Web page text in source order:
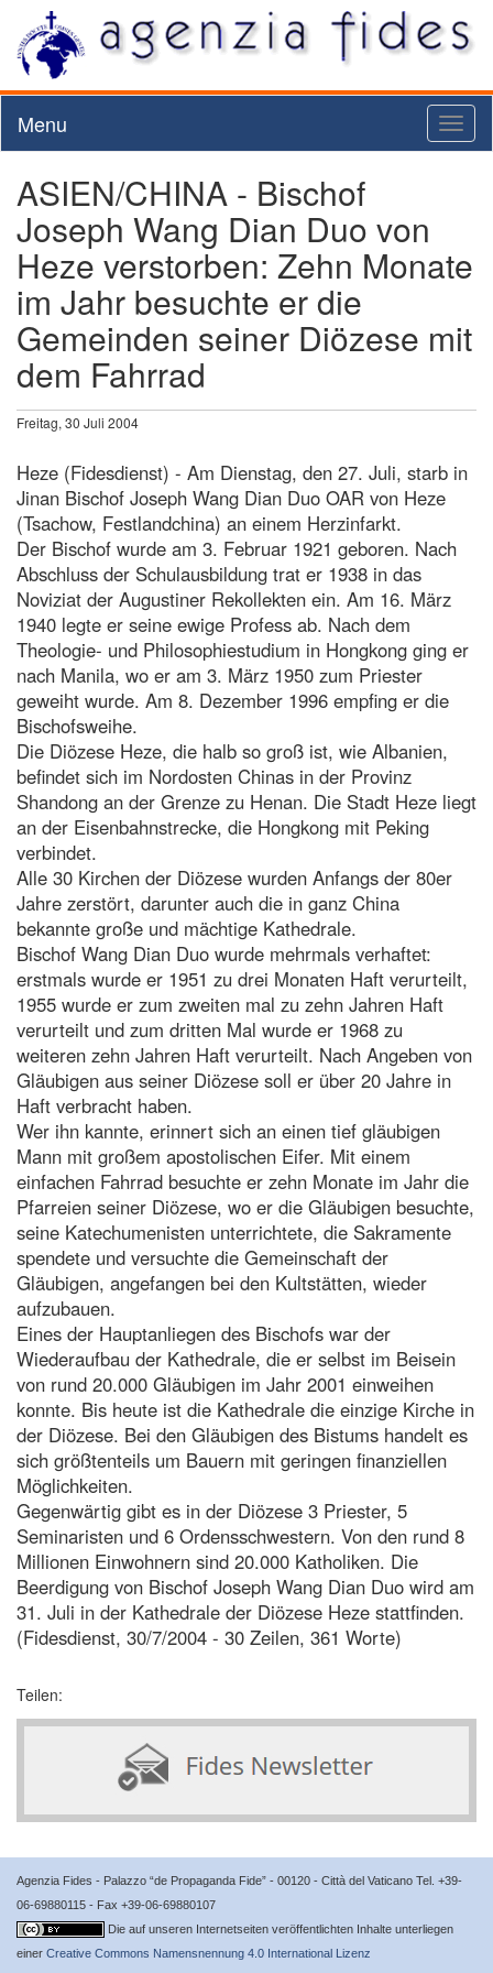
Menu
ASIEN/CHINA - Bischof
Joseph Wang Dian Duo von
Heze verstorben: Zehn Monate
im Jahr besuchte er die
Gemeinden seiner Diözese mit
dem Fahrrad
Freitag, 30 Juli 2004
Heze (Fidesdienst) - Am Dienstag, den 27. Juli, starb in
Jinan Bischof Joseph Wang Dian Duo OAR von Heze
(Tsachow, Festlandchina) an einem Herzinfarkt.
Der Bischof wurde am 3. Februar 1921 geboren. Nach
Abschluss der Schulausbildung trat er 1938 in das
Noviziat der Augustiner Rekollekten ein. Am 16. März
1940 legte er seine ewige Profess ab. Nach dem
Theologie- und Philosophiestudium in Hongkong ging er
nach Manila, wo er am 3. März 1950 zum Priester
geweiht wurde. Am 8. Dezember 1996 empfing er die
Bischofsweihe.
Die Diözese Heze, die halb so groß ist, wie Albanien,
befindet sich im Nordosten Chinas in der Provinz
Shandong an der Grenze zu Henan. Die Stadt Heze liegt
an der Eisenbahnstrecke, die Hongkong mit Peking
verbindet.
Alle 30 Kirchen der Diözese wurden Anfangs der 80er
Jahre zerstört, darunter auch die in ganz China
bekannte große und mächtige Kathedrale.
Bischof Wang Dian Duo wurde mehrmals verhaftet:
erstmals wurde er 1951 zu drei Monaten Haft verurteilt,
1955 wurde er zum zweiten mal zu zehn Jahren Haft
verurteilt und zum dritten Mal wurde er 1968 zu
weiteren zehn Jahren Haft verurteilt. Nach Angeben von
Gläubigen aus seiner Diözese soll er über 20 Jahre in
Haft verbracht haben.
Wer ihn kannte, erinnert sich an einen tief gläubigen
Mann mit großem apostolischen Eifer. Mit einem
einfachen Fahrrad besuchte er zehn Monate im Jahr die
Pfarreien seiner Diözese, wo er die Gläubigen besuchte,
seine Katechumenisten unterrichtete, die Sakramente
spendete und versuchte die Gemeinschaft der
Gläubigen, angefangen bei den Kultstätten, wieder
aufzubauen.
Eines der Hauptanliegen des Bischofs war der
Wiederaufbau der Kathedrale, die er selbst im Beisein
von rund 20.000 Gläubigen im Jahr 2001 einweihen
konnte. Bis heute ist die Kathedrale die einzige Kirche in
der Diözese. Bei den Gläubigen des Bistums handelt es
sich größtenteils um Bauern mit geringen finanziellen
Möglichkeiten.
Gegenwärtig gibt es in der Diözese 3 Priester, 5
Seminaristen und 6 Ordensschwestern. Von den rund 8
Millionen Einwohnern sind 20.000 Katholiken. Die
Beerdigung von Bischof Joseph Wang Dian Duo wird am
31. Juli in der Kathedrale der Diözese Heze stattfinden.
(Fidesdienst, 30/7/2004 - 30 Zeilen, 361 Worte)
Teilen:
Agenzia Fides - Palazzo “de Propaganda Fide” - 00120 - Città del Vaticano Tel. +39-
06-69880115 - Fax +39-06-69880107
Die auf unseren Internetseiten veröffentlichten Inhalte unterliegen
einer Creative Commons Namensnennung 4.0 International Lizenz